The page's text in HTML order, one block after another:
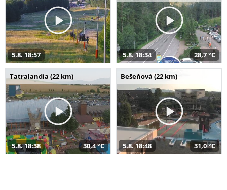
5.8. 18:57 5.8. 18:34 28,7 °C
Tatralandia (22 km)
5.8. 18:38 30,4 °C
Bešeňová (22 km)
5.8. 18:48 31,0 °C